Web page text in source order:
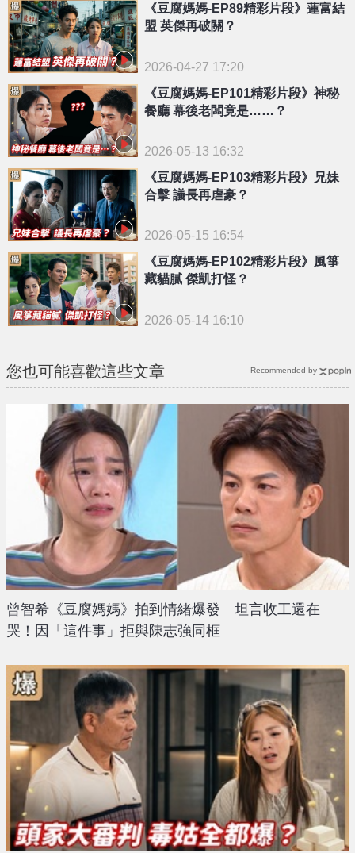
《豆腐媽媽-EP89精彩片段》蓮富結
盟 英傑再破關？
2026-04-27 17:20
《豆腐媽媽-EP101精彩片段》神秘
餐廳 幕後老闆竟是……？
2026-05-13 16:32
《豆腐媽媽-EP103精彩片段》兄妹
合擊 議長再虐豪？
2026-05-15 16:54
《豆腐媽媽-EP102精彩片段》風箏
藏貓膩 傑凱打怪？
2026-05-14 16:10
您也可能喜歡這些文章
曾智希《豆腐媽媽》拍到情緒爆發 坦言收工還在
哭！因「這件事」拒與陳志強同框
Recommended by